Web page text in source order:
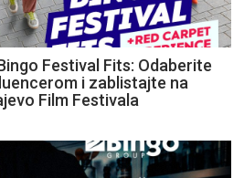
Festival Fits: Odaberite
i zablistajte na
Film Festivala